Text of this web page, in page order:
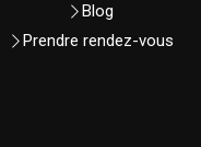
Blog
Prendre rendez-vous